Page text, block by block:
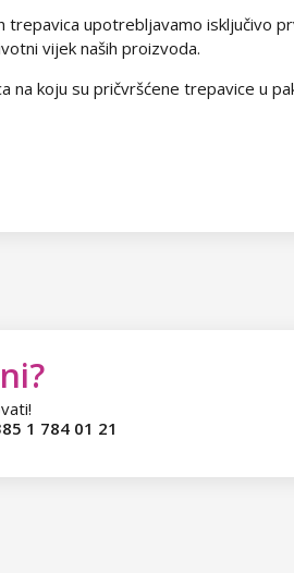
trepavica upotrebljavamo isključivo
vijek naših proizvoda.
na koju su pričvršćene trepavice u
1 784 01 21